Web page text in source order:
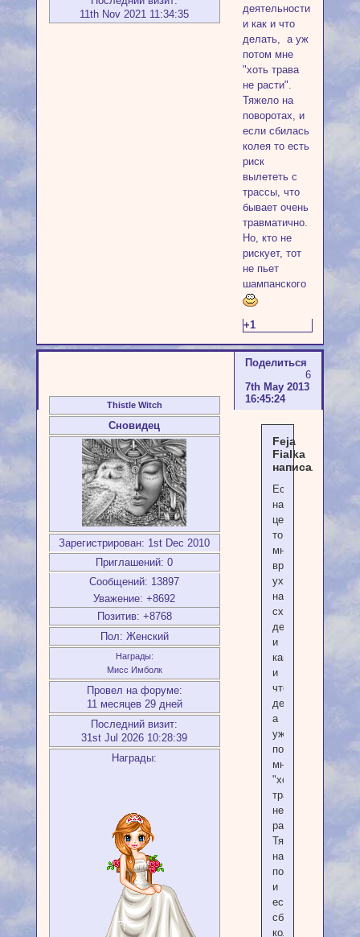
11th Nov 2021 11:34:35
деятельности
и как и что
делать, а уж
потом мне
"хоть трава
не расти".
Тяжело на
поворотах, и
если сбилась
колея то есть
риск
вылететь с
трассы, что
бывает очень
травматично.
Но, кто не
рискует, тот
не пьет
шампанского
+1
Поделиться
6
7th May 2013
16:45:24
Thistle Witch
Сновидец
Зарегистрирован: 1st Dec 2010
Приглашений: 0
Сообщений: 13897
Уважение: +8692
Позитив: +8768
Пол: Женский
Награды:
Мисс Имболк
Провел на форуме:
11 месяцев 29 дней
Последний визит:
31st Jul 2026 10:28:39
Награды:
Feja
Fialka
написал(а):
Если
наметила
цель
то
много
времени
уходит
на
деятельности
и
как
и
что
делать,
а
уж
потом
мне
"хоть
трава
не
расти".
Тяжело
на
поворотах,
и
если
сбилась
колея